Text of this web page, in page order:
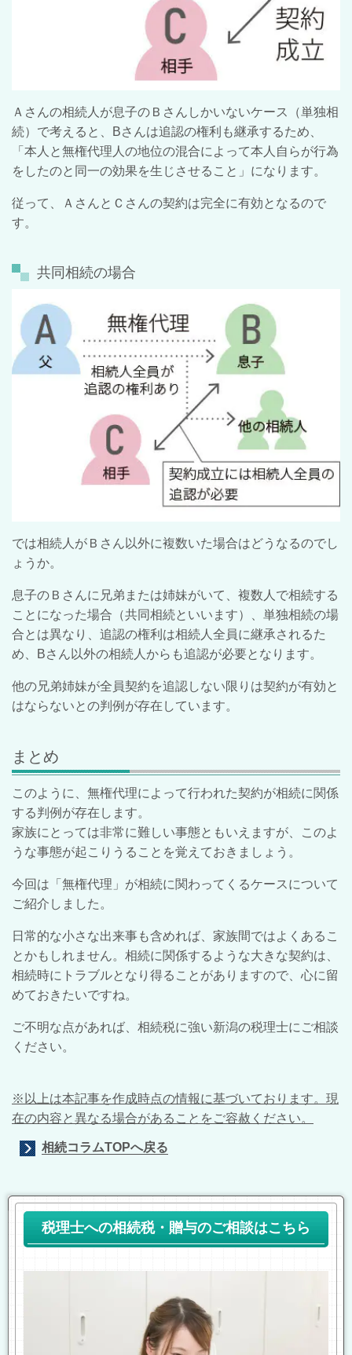
Ａさんの相続人が息子のＢさんしかいないケース（単独相
続）で考えると、Bさんは追認の権利も継承するため、
「本人と無権代理人の地位の混合によって本人自らが行為
をしたのと同一の効果を生じさせること」になります。
従って、ＡさんとＣさんの契約は完全に有効となるので
す。
共同相続の場合
では相続人がＢさん以外に複数いた場合はどうなるのでし
ょうか。
息子のＢさんに兄弟または姉妹がいて、複数人で相続する
ことになった場合（共同相続といいます）、単独相続の場
合とは異なり、追認の権利は相続人全員に継承されるた
め、Bさん以外の相続人からも追認が必要となります。
他の兄弟姉妹が全員契約を追認しない限りは契約が有効と
はならないとの判例が存在しています。
まとめ
このように、無権代理によって行われた契約が相続に関係
する判例が存在します。
家族にとっては非常に難しい事態ともいえますが、このよ
うな事態が起こりうることを覚えておきましょう。
今回は「無権代理」が相続に関わってくるケースについて
ご紹介しました。
日常的な小さな出来事も含めれば、家族間ではよくあるこ
とかもしれません。相続に関係するような大きな契約は、
相続時にトラブルとなり得ることがありますので、心に留
めておきたいですね。
ご不明な点があれば、相続税に強い新潟の税理士にご相談
ください。
※以上は本記事を作成時点の情報に基づいております。現
在の内容と異なる場合があることをご容赦ください。
相続コラムTOPへ戻る
税理士への相続税・贈与のご相談はこちら